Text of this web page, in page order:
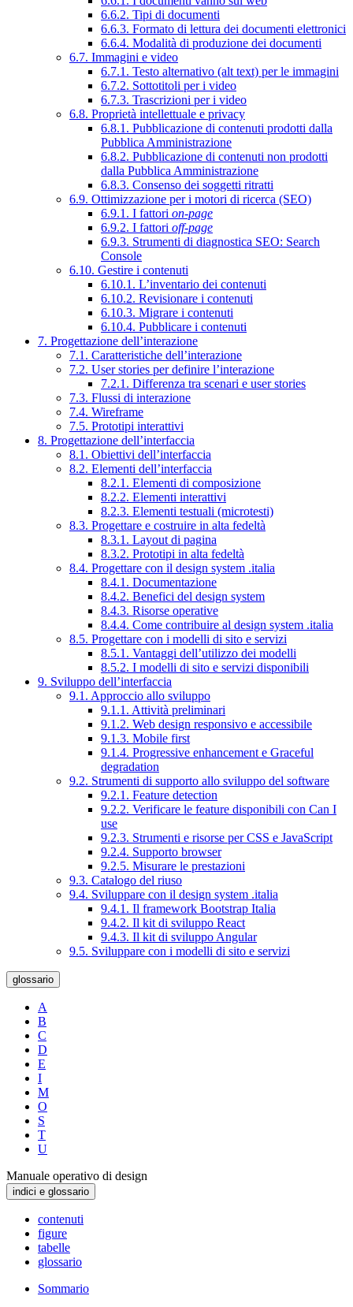
6.6.2. Tipi di documenti
6.6.3. Formato di lettura dei documenti elettronici
6.6.4. Modalità di produzione dei documenti
6.7. Immagini e video
6.7.1. Testo alternativo (alt text) per le immagini
6.7.2. Sottotitoli per i video
6.7.3. Trascrizioni per i video
6.8. Proprietà intellettuale e privacy
6.8.1. Pubblicazione di contenuti prodotti dalla
Pubblica Amministrazione
6.8.2. Pubblicazione di contenuti non prodotti
dalla Pubblica Amministrazione
6.8.3. Consenso dei soggetti ritratti
6.9. Ottimizzazione per i motori di ricerca (SEO)
6.9.1. I fattori on-page
6.9.2. I fattori off-page
6.9.3. Strumenti di diagnostica SEO: Search
Console
6.10. Gestire i contenuti
6.10.1. L’inventario dei contenuti
6.10.2. Revisionare i contenuti
6.10.3. Migrare i contenuti
6.10.4. Pubblicare i contenuti
7. Progettazione dell’interazione
7.1. Caratteristiche dell’interazione
7.2. User stories per definire l’interazione
7.2.1. Differenza tra scenari e user stories
7.3. Flussi di interazione
7.4. Wireframe
7.5. Prototipi interattivi
8. Progettazione dell’interfaccia
8.1. Obiettivi dell’interfaccia
8.2. Elementi dell’interfaccia
8.2.1. Elementi di composizione
8.2.2. Elementi interattivi
8.2.3. Elementi testuali (microtesti)
8.3. Progettare e costruire in alta fedeltà
8.3.1. Layout di pagina
8.3.2. Prototipi in alta fedeltà
8.4. Progettare con il design system .italia
8.4.1. Documentazione
8.4.2. Benefici del design system
8.4.3. Risorse operative
8.4.4. Come contribuire al design system .italia
8.5. Progettare con i modelli di sito e servizi
8.5.1. Vantaggi dell’utilizzo dei modelli
8.5.2. I modelli di sito e servizi disponibili
9. Sviluppo dell’interfaccia
9.1. Approccio allo sviluppo
9.1.1. Attività preliminari
9.1.2. Web design responsivo e accessibile
9.1.3. Mobile first
9.1.4. Progressive enhancement e Graceful
degradation
9.2. Strumenti di supporto allo sviluppo del software
9.2.1. Feature detection
9.2.2. Verificare le feature disponibili con Can I
use
9.2.3. Strumenti e risorse per CSS e JavaScript
9.2.4. Supporto browser
9.2.5. Misurare le prestazioni
9.3. Catalogo del riuso
9.4. Sviluppare con il design system .italia
9.4.1. Il framework Bootstrap Italia
9.4.2. Il kit di sviluppo React
9.4.3. Il kit di sviluppo Angular
9.5. Sviluppare con i modelli di sito e servizi
glossario
A
B
C
D
E
I
M
O
S
T
U
Manuale operativo di design
indici e glossario
contenuti
figure
tabelle
glossario
Sommario